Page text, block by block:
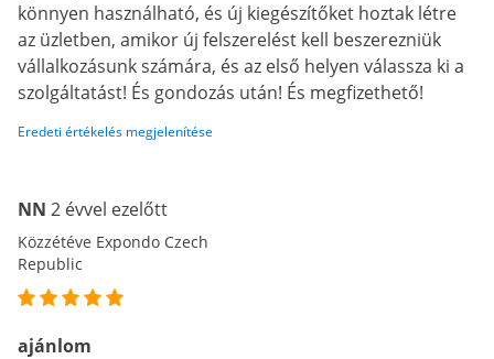
könnyen használható, és új kiegészítőket hoztak létre
az üzletben, amikor új felszerelést kell beszerezniük
vállalkozásunk számára, és az első helyen válassza ki a
szolgáltatást! És gondozás után! És megfizethető!
Eredeti értékelés megjelenítése
NN 2 évvel ezelőtt
Közzétéve Expondo Czech
Republic
ajánlom